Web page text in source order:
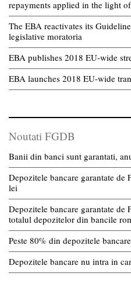
repayments applied in the light
The EBA reactivates its
legislative moratoria
EBA publishes 2018 EU-wide
EBA launches 2018 EU-wide
Noutati FGDB
Banii din banci sunt garantati,
Depozitele bancare garantate
lei
Depozitele bancare garantate
totalul depozitelor din bancile
Peste 80% din depozitele
Depozitele bancare nu intra in